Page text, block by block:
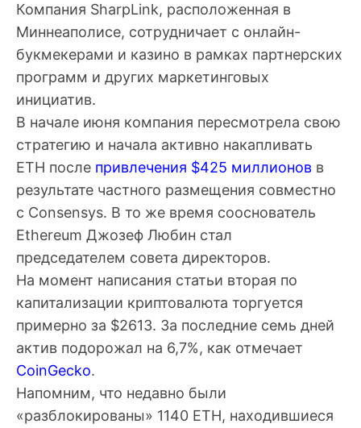
Компания SharpLink, расположенная в
Миннеаполисе, сотрудничает с онлайн-
букмекерами и казино в рамках партнерских
программ и других маркетинговых
инициатив.
В начале июня компания пересмотрела свою
стратегию и начала активно накапливать
ETH после привлечения $425 миллионов в
результате частного размещения совместно
с Consensys. В то же время сооснователь
Ethereum Джозеф Любин стал
председателем совета директоров.
На момент написания статьи вторая по
капитализации криптовалюта торгуется
примерно за $2613. За последние семь дней
актив подорожал на 6,7%, как отмечает
CoinGecko.
Напомним, что недавно были
«разблокированы» 1140 ETH, находившиеся